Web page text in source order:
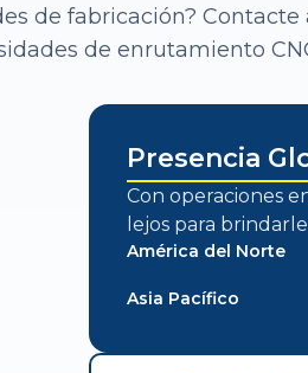
de fabricación?
de enrutamiento
Presencia
Con operaciones
lejos para
América del Norte
Asia Pacífico